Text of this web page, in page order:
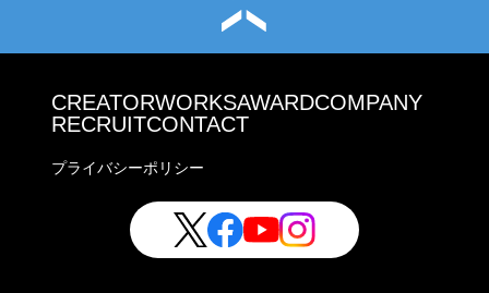
CREATORWORKSAWARDCOMPANY
RECRUITCONTACT
プライバシーポリシー